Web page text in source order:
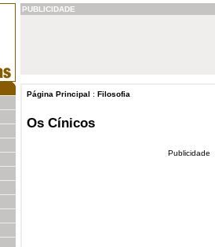
PUBLICIDADE
Página Principal : Filosofia
Os Cínicos
Publicidade